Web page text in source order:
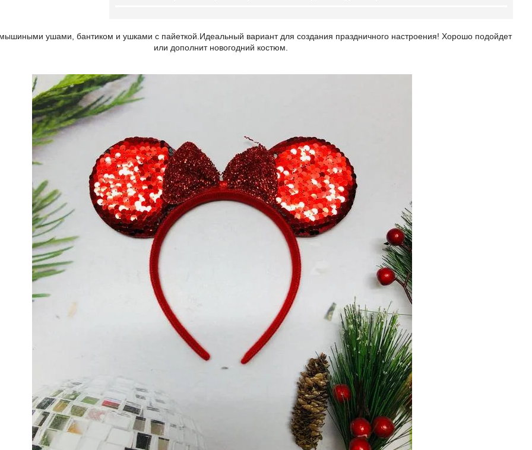
ушами, бантиком и ушками с пайеткой.Идеальный вариант для создания праздничного настроения! Хорошо подойдет
или дополнит новогодний костюм.